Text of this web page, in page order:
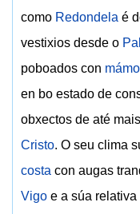
como Redondela é
vestixios desde o
poboados con
en bo estado de
obxectos de até
Cristo. O seu clima
costa con augas
Vigo e a súa